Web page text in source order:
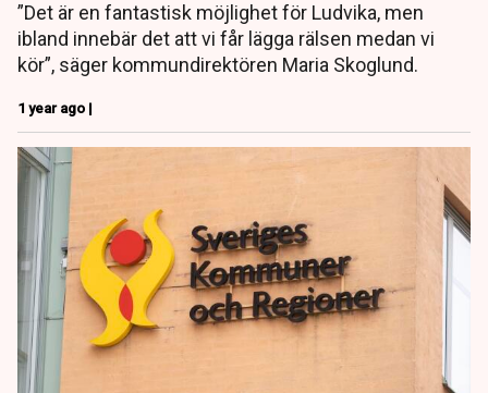
”Det är en fantastisk möjlighet för Ludvika, men
ibland innebär det att vi får lägga rälsen medan vi
kör”, säger kommundirektören Maria Skoglund.
1 year ago |